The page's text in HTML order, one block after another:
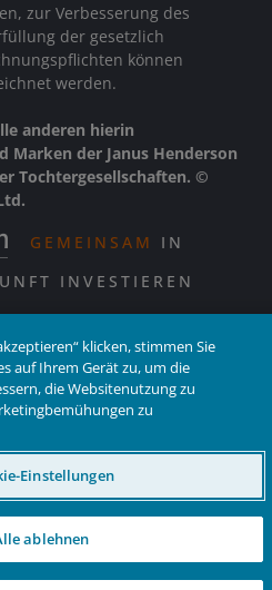
zur Verbesserung des
der gesetzlich
können
werden.
anderen hierin
Marken der Janus Henderson
Tochtergesellschaften. ©
GEMEINSAM
IN
INVESTIEREN
klicken, stimmen Sie
auf Ihrem Gerät zu, um die
die Websitenutzung zu
zu
Einstellungen
ablehnen